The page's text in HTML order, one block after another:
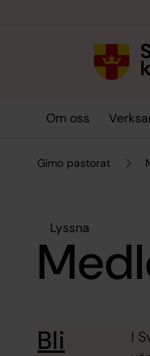
Om oss
Gimo pastorat
Lyssna
Bli
I